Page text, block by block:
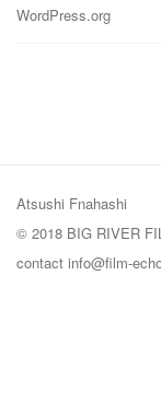
WordPress.org
Atsushi Fnahashi
© 2018 BIG RIVER
contact info@film-